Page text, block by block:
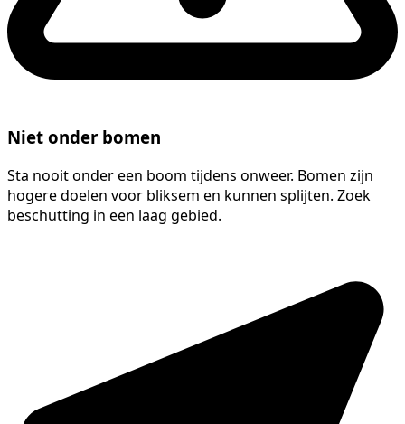
Niet onder bomen
Sta nooit onder een boom tijdens onweer. Bomen zijn
hogere doelen voor bliksem en kunnen splijten. Zoek
beschutting in een laag gebied.